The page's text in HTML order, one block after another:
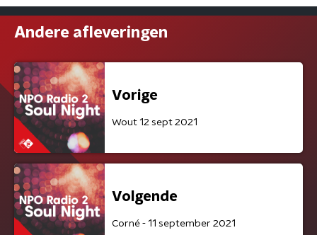
Andere afleveringen
Vorige
Wout 12 sept 2021
Volgende
Corné - 11 september 2021